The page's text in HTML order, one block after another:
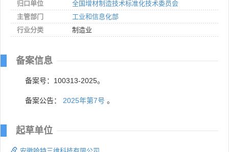
归口单位
全国增材制造技术标准化技术委员会
主管部门
工业和信息化部
行业分类
制造业
备案信息
备案号：100313-2025。
备案公告： 2025年第7号 。
起草单位